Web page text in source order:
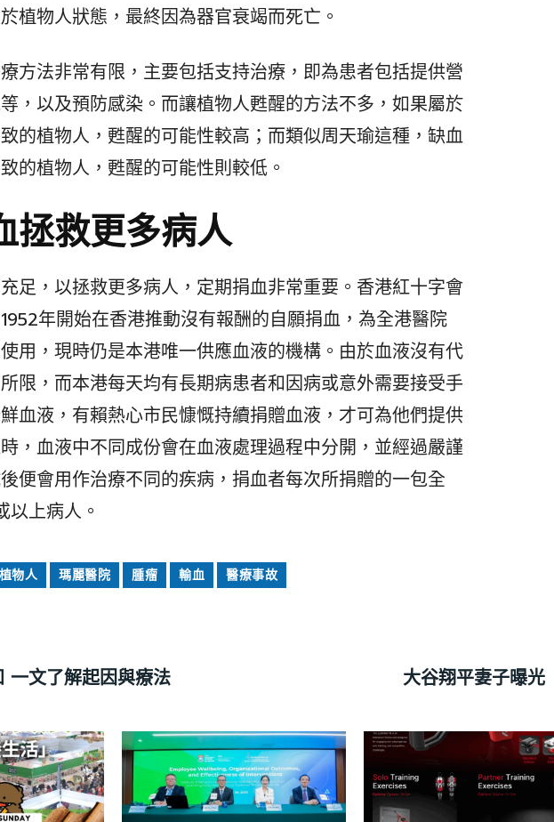
植物人狀態，最終因為器官衰竭而死亡。
方法非常有限，主要包括支持治療，即為患者包括提供營
，以及預防感染。而讓植物人甦醒的方法不多，如果屬於
的植物人，甦醒的可能性較高；而類似周天瑜這種，缺血
的植物人，甦醒的可能性則較低。
拯救更多病人
足，以拯救更多病人，定期捐血非常重要。香港紅十字會
年開始在香港推動沒有報酬的自願捐血，為全港醫院
用，現時仍是本港唯一供應血液的機構。由於血液沒有代
限，而本港每天均有長期病患者和因病或意外需要接受手
血液，有賴熱心市民慷慨持續捐贈血液，才可為他們提供
，血液中不同成份會在血液處理過程中分開，並經過嚴謹
便會用作治療不同的疾病，捐血者每次所捐贈的一包全
以上病人。
植物人 瑪麗醫院 腫瘤 輸血 醫療事故
一文了解起因與療法 大谷翔平妻子曝